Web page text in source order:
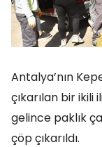
Antalya’nın
çıkarılan bir
gelince paklık
çöp çıkarıldı.